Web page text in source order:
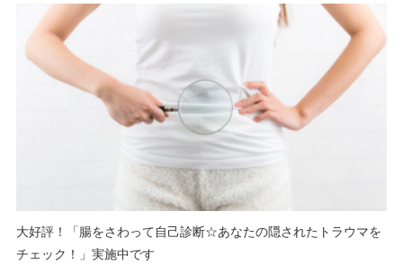
大好評！「腸をさわって自己診断☆あなたの隠されたトラウマを
チェック！」実施中です